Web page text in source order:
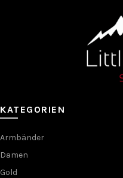
KATEGORIEN
Armbänder
Damen
Gold